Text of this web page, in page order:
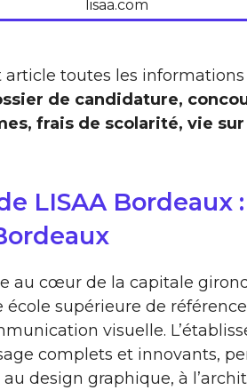
lisaa.com
toutes les informations
de candidature,
frais de scolarité, vie
LISAA Bordeaux
au cœur de la capitale
école supérieure de
visuelle.
complets et innovants,
design graphique, à